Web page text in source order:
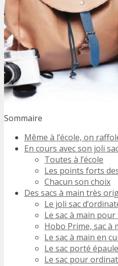
Sommaire
Même à l’école, on
En cours avec son joli
Toutes à l’école
Les points forts
Chacun son choix
Des sacs à main très
Le joli sac
Le sac à main pour
Hobo Prime, sac à
Le sac à main en
Le sac porté
Le sac pour